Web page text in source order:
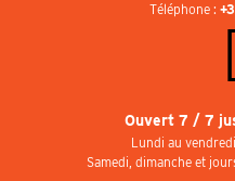
Téléphone :
Ouvert 7 / 7
Lundi au
Samedi, dimanche et